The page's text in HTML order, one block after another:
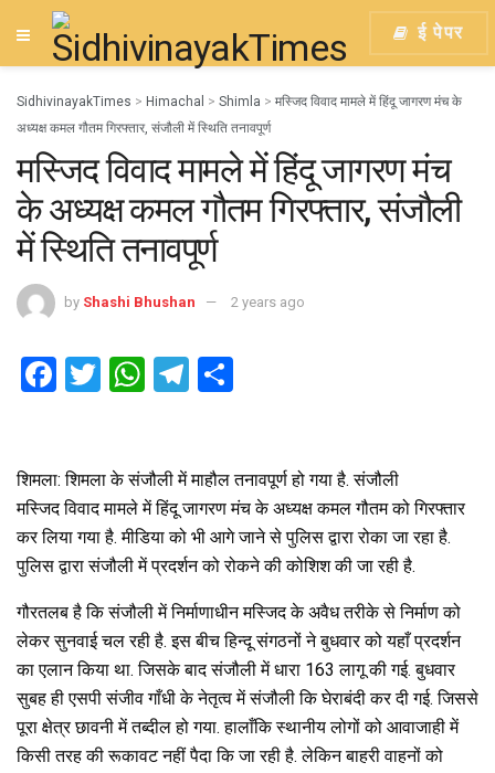
ई पेपर
SidhivinayakTimes > Himachal > Shimla > मस्जिद विवाद मामले में हिंदू जागरण मंच के
अध्यक्ष कमल गौतम गिरफ्तार, संजौली में स्थिति तनावपूर्ण
मस्जिद विवाद मामले में हिंदू जागरण मंच
के अध्यक्ष कमल गौतम गिरफ्तार, संजौली
में स्थिति तनावपूर्ण
by Shashi Bhushan 2 years ago
F
b
o
o
k
T
er
W
s
A
p
p
T
gr
a
m
e
शिमला: शिमला के संजौली में माहौल तनावपूर्ण हो गया है. संजौली
मस्जिद विवाद मामले में हिंदू जागरण मंच के अध्यक्ष कमल गौतम को गिरफ्तार
कर लिया गया है. मीडिया को भी आगे जाने से पुलिस द्वारा रोका जा रहा है.
पुलिस द्वारा संजौली में प्रदर्शन को रोकने की कोशिश की जा रही है.
गौरतलब है कि संजौली में निर्माणाधीन मस्जिद के अवैध तरीके से निर्माण को
लेकर सुनवाई चल रही है. इस बीच हिन्दू संगठनों ने बुधवार को यहाँ प्रदर्शन
का एलान किया था. जिसके बाद संजौली में धारा 163 लागू की गई. बुधवार
सुबह ही एसपी संजीव गाँधी के नेतृत्व में संजौली कि घेराबंदी कर दी गई. जिससे
पूरा क्षेत्र छावनी में तब्दील हो गया. हालाँकि स्थानीय लोगों को आवाजाही में
किसी तरह की रूकावट नहीं पैदा कि जा रही है. लेकिन बाहरी वाहनों को